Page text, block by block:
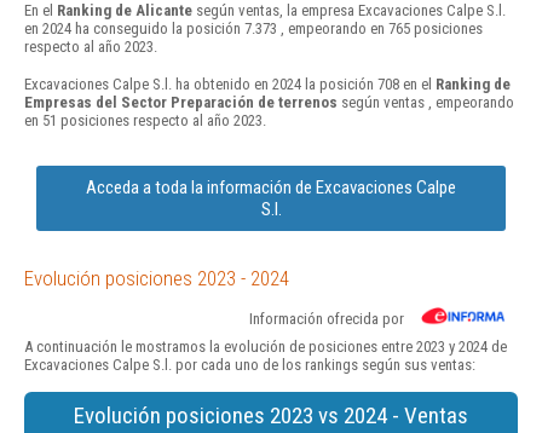
En el Ranking de Alicante según ventas, la empresa Excavaciones Calpe S.l.
en 2024 ha conseguido la posición 7.373 , empeorando en 765 posiciones
respecto al año 2023.
Excavaciones Calpe S.l. ha obtenido en 2024 la posición 708 en el Ranking de
Empresas del Sector Preparación de terrenos según ventas , empeorando
en 51 posiciones respecto al año 2023.
Acceda a toda la información de Excavaciones Calpe
S.l.
Evolución posiciones 2023 - 2024
Información ofrecida por
A continuación le mostramos la evolución de posiciones entre 2023 y 2024 de
Excavaciones Calpe S.l. por cada uno de los rankings según sus ventas:
Evolución posiciones 2023 vs 2024 - Ventas